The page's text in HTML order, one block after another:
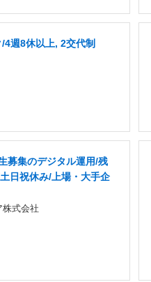
4週8休以上, 2交代制
募集のデジタル運用/残
日祝休み/上場・大手企
株式会社